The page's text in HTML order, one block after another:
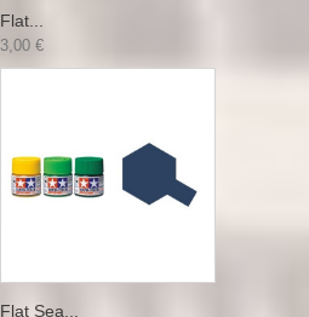
Flat...
3,00 €
Flat Sea...